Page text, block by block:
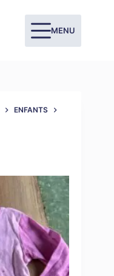
MENU
ENFANTS